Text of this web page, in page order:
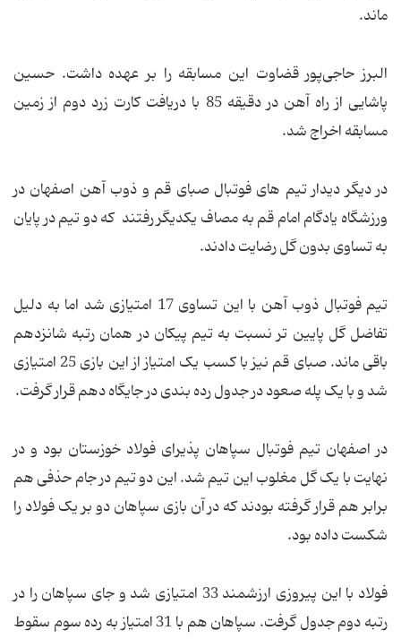
ماند.
البرز حاجی‌پور قضاوت این مسابقه را بر عهده داشت. حسین
پاشایی از راه آهن در دقیقه 85 با دریافت کارت زرد دوم از زمین
مسابقه اخراج شد.
در دیگر دیدار تیم های فوتبال صبای قم و ذوب آهن اصفهان در
ورزشگاه یادگام امام قم به مصاف یکدیگر رفتند که دو تیم در پایان
به تساوی بدون گل رضایت دادند.
تیم فوتبال ذوب آهن با این تساوی 17 امتیازی شد اما به دلیل
تفاضل گل پایین تر نسبت به تیم پیکان در همان رتبه شانزدهم
باقی ماند. صبای قم نیز با کسب یک امتیاز از این بازی 25 امتیازی
شد و با یک پله صعود در جدول رده بندی در جایگاه دهم قرار گرفت.
در اصفهان تیم فوتبال سپاهان پذیرای فولاد خوزستان بود و در
نهایت با یک گل مغلوب این تیم شد. این دو تیم در جام حذفی هم
برابر هم قرار گرفته بودند که در آن بازی سپاهان دو بر یک فولاد را
شکست داده بود.
فولاد با این پیروزی ارزشمند 33 امتیازی شد و جای سپاهان را در
رتبه دوم جدول گرفت. سپاهان هم با 31 امتیاز به رده سوم سقوط